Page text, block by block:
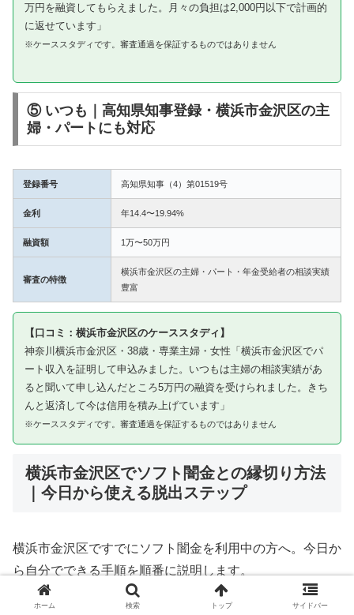
万円を融資してもらえました。月々の負担は2,000円以下で計画的
に返せています」
※ケーススタディです。審査通過を保証するものではありません
⑤ いつも｜高知県知事登録・横浜市金沢区の主
婦・パートにも対応
登録番号 高知県知事（4）第01519号
金利 年14.4〜19.94%
融資額 1万〜50万円
審査の特徴
横浜市金沢区の主婦・パート・年金受給者の相談実績
豊富
【口コミ：横浜市金沢区のケーススタディ】
神奈川横浜市金沢区・38歳・専業主婦・女性「横浜市金沢区でパ
ート収入を証明して申込みました。いつもは主婦の相談実績があ
ると聞いて申し込んだところ5万円の融資を受けられました。きち
んと返済して今は信用を積み上げています」
※ケーススタディです。審査通過を保証するものではありません
横浜市金沢区でソフト闇金との縁切り方法
｜今日から使える脱出ステップ
横浜市金沢区ですでにソフト闇金を利用中の方へ。今日か
ら自分でできる手順を順番に説明します。
ホーム 検索 トップ サイドバー